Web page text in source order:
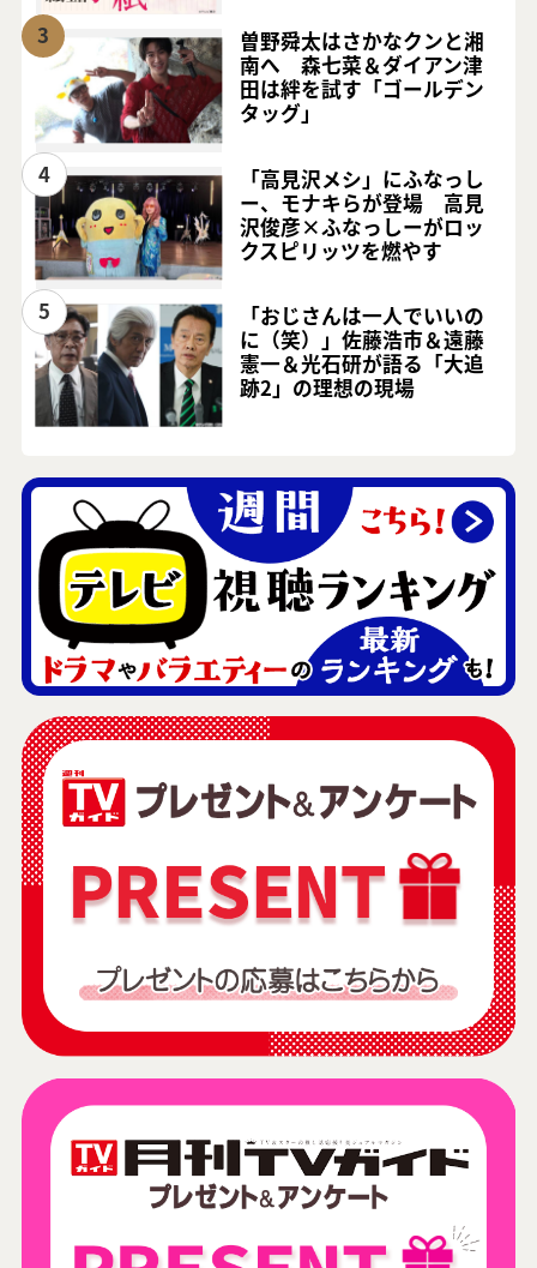
3
曽野舜太はさかなクンと湘
南へ 森七菜＆ダイアン津
田は絆を試す「ゴールデン
タッグ」
4
「高見沢メシ」にふなっし
ー、モナキらが登場 高見
沢俊彦×ふなっしーがロッ
クスピリッツを燃やす
5
「おじさんは一人でいいの
に（笑）」佐藤浩市＆遠藤
憲一＆光石研が語る「大追
跡2」の理想の現場